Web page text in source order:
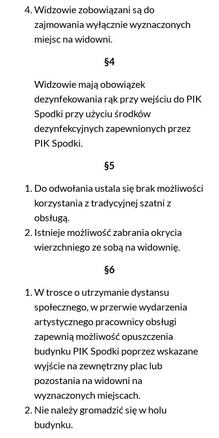
Widzowie zobowiązani są do
zajmowania wyłącznie wyznaczonych
miejsc na widowni.
§4
Widzowie mają obowiązek
dezynfekowania rąk przy wejściu do PIK
Spodki przy użyciu środków
dezynfekcyjnych zapewnionych przez
PIK Spodki.
§5
Do odwołania ustala się brak możliwości
korzystania z tradycyjnej szatni z
obsługą.
Istnieje możliwość zabrania okrycia
wierzchniego ze sobą na widownię.
§6
W trosce o utrzymanie dystansu
społecznego, w przerwie wydarzenia
artystycznego pracownicy obsługi
zapewnią możliwość opuszczenia
budynku PIK Spodki poprzez wskazane
wyjście na zewnętrzny plac lub
pozostania na widowni na
wyznaczonych miejscach.
Nie należy gromadzić się w holu
budynku.